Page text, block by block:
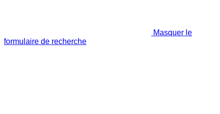
Masquer le
formulaire de recherche